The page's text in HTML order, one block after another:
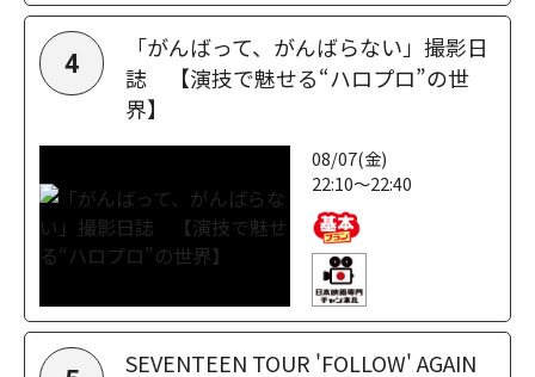
4
「がんばって、がんばらない」撮影日
誌 【演技で魅せる“ハロプロ”の世
界】
08/07(金)
22:10～22:40
SEVENTEEN TOUR 'FOLLOW' AGAIN